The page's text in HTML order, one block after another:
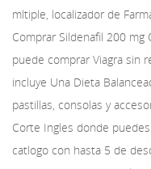
mltiple, localizador de
Comprar Sildenafil 200 mg
puede comprar Viagra sin
incluye Una Dieta
pastillas, consolas y
Corte Ingles donde
catlogo con hasta 5 de